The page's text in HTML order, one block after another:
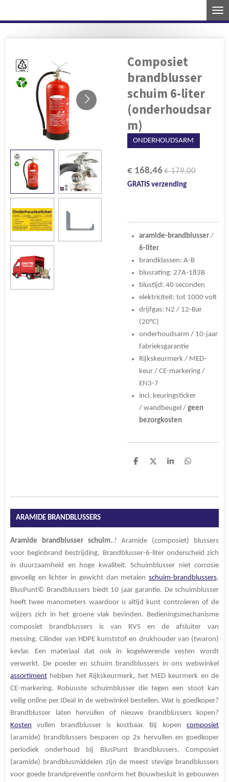
direct
hoofdinhoud
Composiet
brandblusser
schuim 6-liter
(onderhoudsar
m)
ONDERHOUDSARM
€ 168,46€ 179,00
GRATIS verzending
aramide-brandblusser/
6-liter
brandklassen: A-B
blusrating: 27A-183B
blustijd: 40 seconden
elektriciteit: tot 1000 volt
drijfgas: N2 / 12-Bar
(20°C)
onderhoudsarm / 10-jaar
fabrieksgarantie
Rijkskeurmerk / MED-
keur / CE-markering /
EN3-7
incl. keuringsticker
/ wandbeugel / geen
bezorgkosten
D
D
S
D
ARAMIDE BRANDBLUSSERS
Aramide brandblusser schuim..! Aramide (composiet) blussers
voor beginbrand bestrijding. Brandblusser-6-liter onderscheid zich
in duurzaamheid en hoge kwaliteit. Schuimblusser niet corrosie
gevoelig en lichter in gewicht dan metalen schuim-brandblussers.
BlusPunt© Brandblussers biedt 10 jaar garantie. De schuimblusser
heeft twee manometers waardoor u altijd kunt controleren of de
wijzers zich in het groene vlak bevinden. Bedieningsmechanisme
composiet brandblussers is van RVS en de afsluiter van
messing. Cilinder van HDPE kunststof en drukhouder van (twaron)
kevlar. Een materiaal dat ook in kogelwerende vesten wordt
verwerkt. De poeder en schuim brandblussers in ons webwinkel
assortiment hebben het Rijkskeurmerk, het MED keurmerk en de
CE-markering. Robuuste schuimblusser die tegen een stoot kan
veilig online per IDeal in de webwinkel bestellen. Wat is goedkoper?
Brandblusser laten hervullen of nieuwe brandblussers kopen?
Kosten vullen brandblusser is kostbaar. Bij kopen composiet
(aramide) brandblussers besparen op 2x hervullen en goedkoper
periodiek onderhoud bij BlusPunt Brandblussers. Composiet
(aramide) brandblusmiddelen zijn de meest stevige brandblussers
voor goede brandpreventie conform het Bouwbesluit in gebouwen